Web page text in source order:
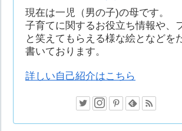
現在は一児（男の子)の母です。
子育てに関するお役立ち情報や、
と笑えてもらえる様な絵となどを
書いております。
詳しい自己紹介はこちら